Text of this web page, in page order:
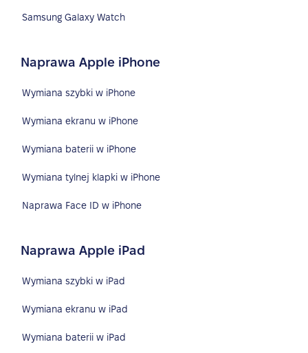
Samsung Galaxy Watch
Naprawa Apple iPhone
Wymiana szybki w iPhone
Wymiana ekranu w iPhone
Wymiana baterii w iPhone
Wymiana tylnej klapki w iPhone
Naprawa Face ID w iPhone
Naprawa Apple iPad
Wymiana szybki w iPad
Wymiana ekranu w iPad
Wymiana baterii w iPad